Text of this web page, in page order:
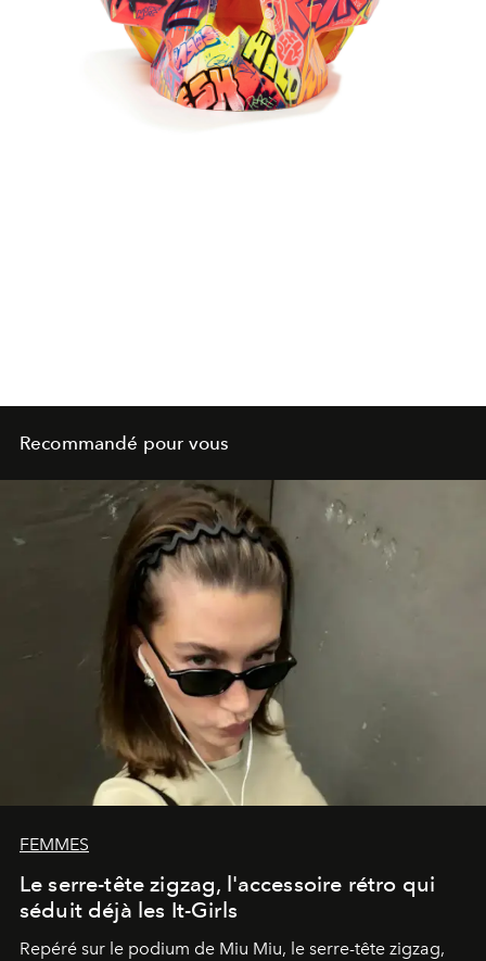
Recommandé pour vous
FEMMES
Le serre-tête zigzag, l'accessoire rétro qui
séduit déjà les It-Girls
Repéré sur le podium de Miu Miu, le serre-tête zigzag,